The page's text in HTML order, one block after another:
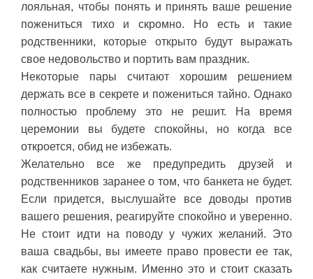
лояльная, чтобы понять и принять ваше решение
пожениться тихо и скромно. Но есть и такие
родственники, которые открыто будут выражать
свое недовольство и портить вам праздник.
Некоторые пары считают хорошим решением
держать все в секрете и пожениться тайно. Однако
полностью проблему это не решит. На время
церемонии вы будете спокойны, но когда все
откроется, обид не избежать.
Желательно все же предупредить друзей и
родственников заранее о том, что банкета не будет.
Если придется, выслушайте все доводы против
вашего решения, реагируйте спокойно и уверенно.
Не стоит идти на поводу у чужих желаний. Это
ваша свадьбы, вы имеете право провести ее так,
как считаете нужным. Именно это и стоит сказать